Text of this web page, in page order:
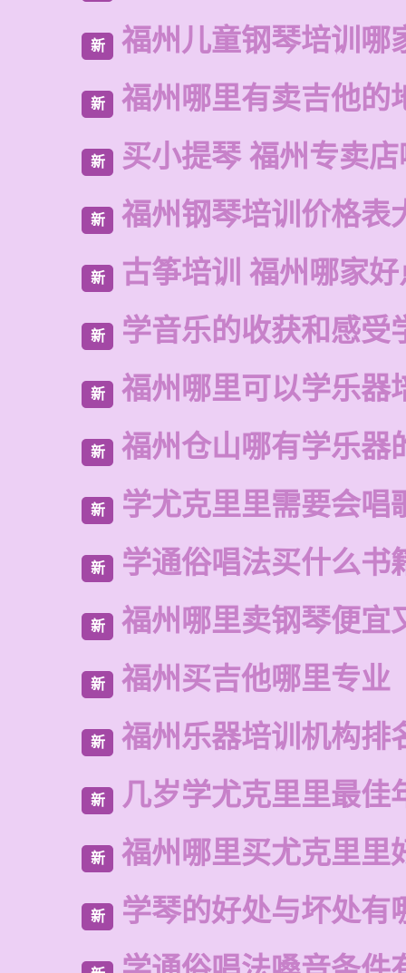
新 福州儿童钢琴培训哪
新 福州哪里有卖吉他的
新 买小提琴 福州专卖
新 福州钢琴培训价格表
新 古筝培训 福州哪家好
新 学音乐的收获和感受
新 福州哪里可以学乐器
新 福州仓山哪有学乐器
新 学尤克里里需要会唱
新 学通俗唱法买什么书
新 福州哪里卖钢琴便宜
新 福州买吉他哪里专业
新 福州乐器培训机构排
新 几岁学尤克里里最佳
新 福州哪里买尤克里里
新 学琴的好处与坏处有